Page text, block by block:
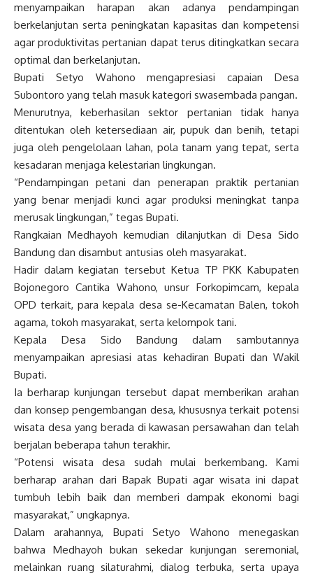
menyampaikan harapan akan adanya pendampingan
berkelanjutan serta peningkatan kapasitas dan kompetensi
agar produktivitas pertanian dapat terus ditingkatkan secara
optimal dan berkelanjutan.
Bupati Setyo Wahono mengapresiasi capaian Desa
Subontoro yang telah masuk kategori swasembada pangan.
Menurutnya, keberhasilan sektor pertanian tidak hanya
ditentukan oleh ketersediaan air, pupuk dan benih, tetapi
juga oleh pengelolaan lahan, pola tanam yang tepat, serta
kesadaran menjaga kelestarian lingkungan.
“Pendampingan petani dan penerapan praktik pertanian
yang benar menjadi kunci agar produksi meningkat tanpa
merusak lingkungan,” tegas Bupati.
Rangkaian Medhayoh kemudian dilanjutkan di Desa Sido
Bandung dan disambut antusias oleh masyarakat.
Hadir dalam kegiatan tersebut Ketua TP PKK Kabupaten
Bojonegoro Cantika Wahono, unsur Forkopimcam, kepala
OPD terkait, para kepala desa se-Kecamatan Balen, tokoh
agama, tokoh masyarakat, serta kelompok tani.
Kepala Desa Sido Bandung dalam sambutannya
menyampaikan apresiasi atas kehadiran Bupati dan Wakil
Bupati.
Ia berharap kunjungan tersebut dapat memberikan arahan
dan konsep pengembangan desa, khususnya terkait potensi
wisata desa yang berada di kawasan persawahan dan telah
berjalan beberapa tahun terakhir.
“Potensi wisata desa sudah mulai berkembang. Kami
berharap arahan dari Bapak Bupati agar wisata ini dapat
tumbuh lebih baik dan memberi dampak ekonomi bagi
masyarakat,” ungkapnya.
Dalam arahannya, Bupati Setyo Wahono menegaskan
bahwa Medhayoh bukan sekedar kunjungan seremonial,
melainkan ruang silaturahmi, dialog terbuka, serta upaya